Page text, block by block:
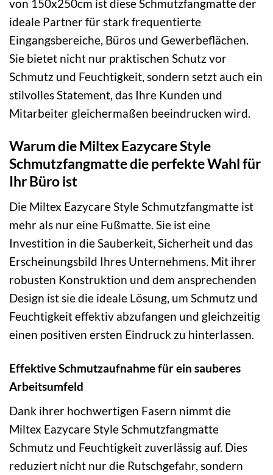
von 150x250cm ist diese Schmutzfangmatte der
ideale Partner für stark frequentierte
Eingangsbereiche, Büros und Gewerbeflächen.
Sie bietet nicht nur praktischen Schutz vor
Schmutz und Feuchtigkeit, sondern setzt auch ein
stilvolles Statement, das Ihre Kunden und
Mitarbeiter gleichermaßen beeindrucken wird.
Warum die Miltex Eazycare Style
Schmutzfangmatte die perfekte Wahl für
Ihr Büro ist
Die Miltex Eazycare Style Schmutzfangmatte ist
mehr als nur eine Fußmatte. Sie ist eine
Investition in die Sauberkeit, Sicherheit und das
Erscheinungsbild Ihres Unternehmens. Mit ihrer
robusten Konstruktion und dem ansprechenden
Design ist sie die ideale Lösung, um Schmutz und
Feuchtigkeit effektiv abzufangen und gleichzeitig
einen positiven ersten Eindruck zu hinterlassen.
Effektive Schmutzaufnahme für ein sauberes
Arbeitsumfeld
Dank ihrer hochwertigen Fasern nimmt die
Miltex Eazycare Style Schmutzfangmatte
Schmutz und Feuchtigkeit zuverlässig auf. Dies
reduziert nicht nur die Rutschgefahr, sondern